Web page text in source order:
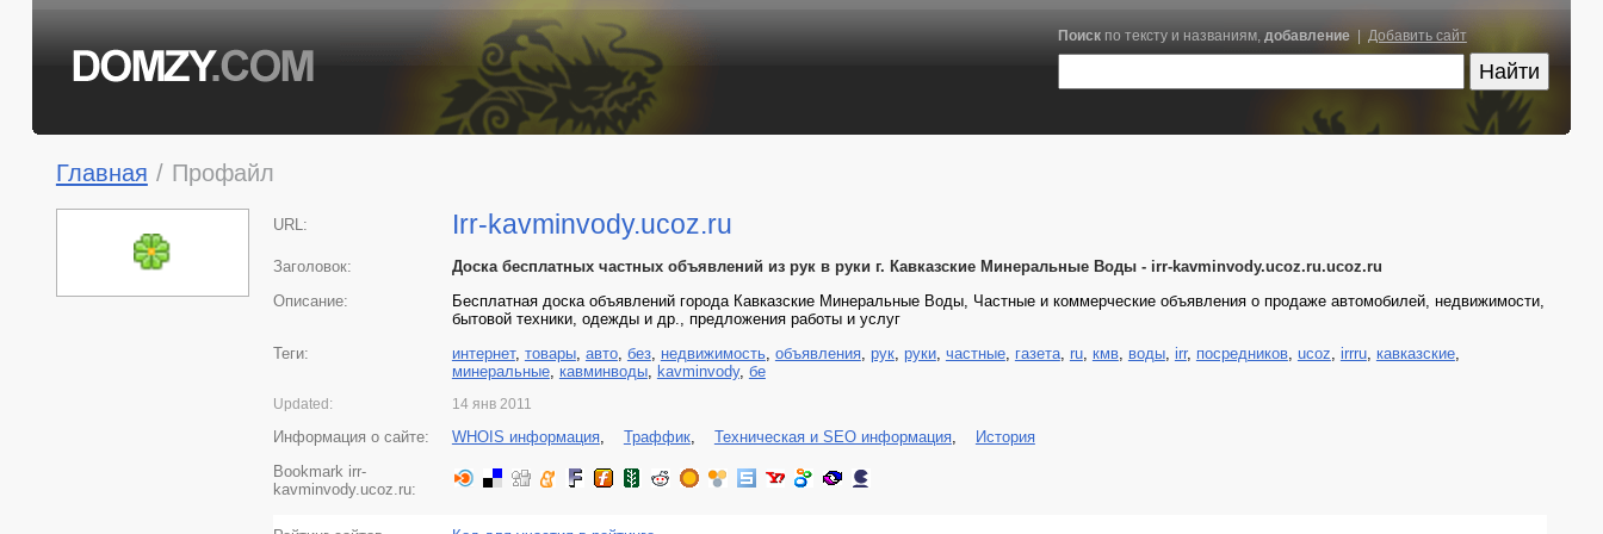
Поискпо тексту и названиям, добавление| Добавить сайт
Главная / Профайл
URL: Irr-kavminvody.ucoz.ru
Заголовок:
Доска беcплатных частных объявлений из рук в руки г. Кавказские Минеральные Воды - irr-kavminvody.ucoz.ru.ucoz.ru
Описание:
Бесплатная доска объявлений города Кавказские Минеральные Воды, Частные и коммерческие объявления о продаже автомобилей, недвижимости,
бытовой техники, одежды и др., предложения работы и услуг
Теги:
интернет, товары, авто, без, недвижимость, объявления, рук, руки, частные, газета, ru, кмв, воды, irr, посредников, ucoz, irrru, кавказские,
минеральные, кавминводы, kavminvody, бе
Updated: 14 янв 2011
Информация о сайте: WHOIS информация, Траффик, Техническая и SEO информация,
История
Bookmark irr-
kavminvody.ucoz.ru: